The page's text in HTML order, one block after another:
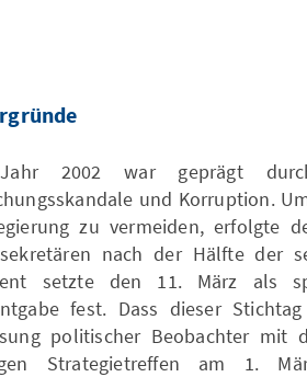
2002 war geprägt
und Korruption.
zu vermeiden, erfolgte
nach der Hälfte der
setzte den 11. März als
fest. Dass dieser
politischer Beobachter mit
Strategietreffen am 1.